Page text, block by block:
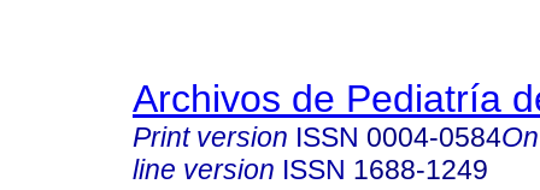
Archivos de Pediatría
Print version ISSN 0004-0584
line version ISSN 1688-1249